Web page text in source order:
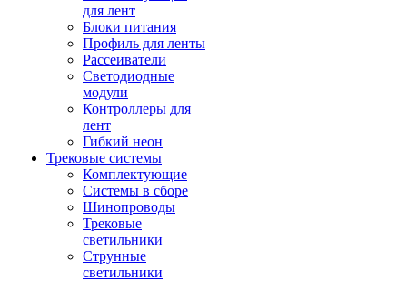
для лент
Блоки питания
Профиль для ленты
Рассеиватели
Светодиодные
модули
Контроллеры для
лент
Гибкий неон
Трековые системы
Комплектующие
Системы в сборе
Шинопроводы
Трековые
светильники
Струнные
светильники